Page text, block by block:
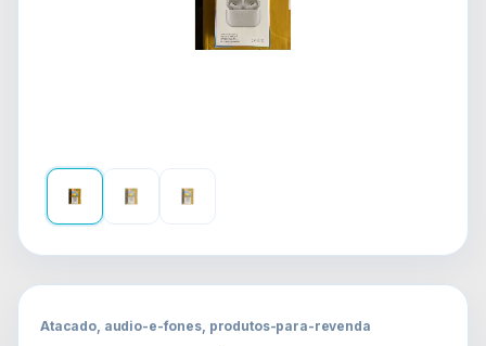
Atacado, audio-e-fones, produtos-para-revenda